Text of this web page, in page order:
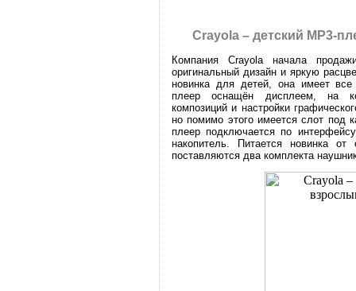
Crayola – детский MP3-
Компания Crayola начала
оригинальный дизайн и яркую
новинка для детей, она имеет
плеер оснащён дисплеем, на
композиций и настройки
но помимо этого имеется слот под
плеер подключается по
накопитель. Питается новинка
поставляются два комплекта